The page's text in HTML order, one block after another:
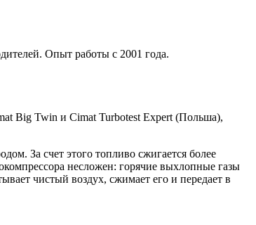
Опыт работы с 2001 года.
Big Twin и Cimat Turbotest Expert (Польша),
За счет этого топливо сжигается более
несложен: горячие выхлопные газы
чистый воздух, сжимает его и передает в